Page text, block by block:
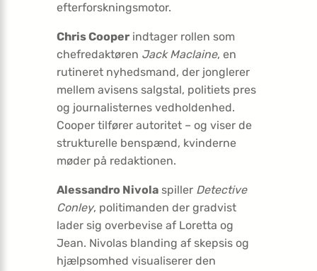
efterforskningsmotor.
Chris Cooper indtager rollen som
chefredaktøren Jack Maclaine, en
rutineret nyhedsmand, der jonglerer
mellem avisens salgstal, politiets pres
og journalisternes vedholdenhed.
Cooper tilfører autoritet – og viser de
strukturelle benspænd, kvinderne
møder på redaktionen.
Alessandro Nivola spiller Detective
Conley, politimanden der gradvist
lader sig overbevise af Loretta og
Jean. Nivolas blanding af skepsis og
hjælpsomhed visualiserer den